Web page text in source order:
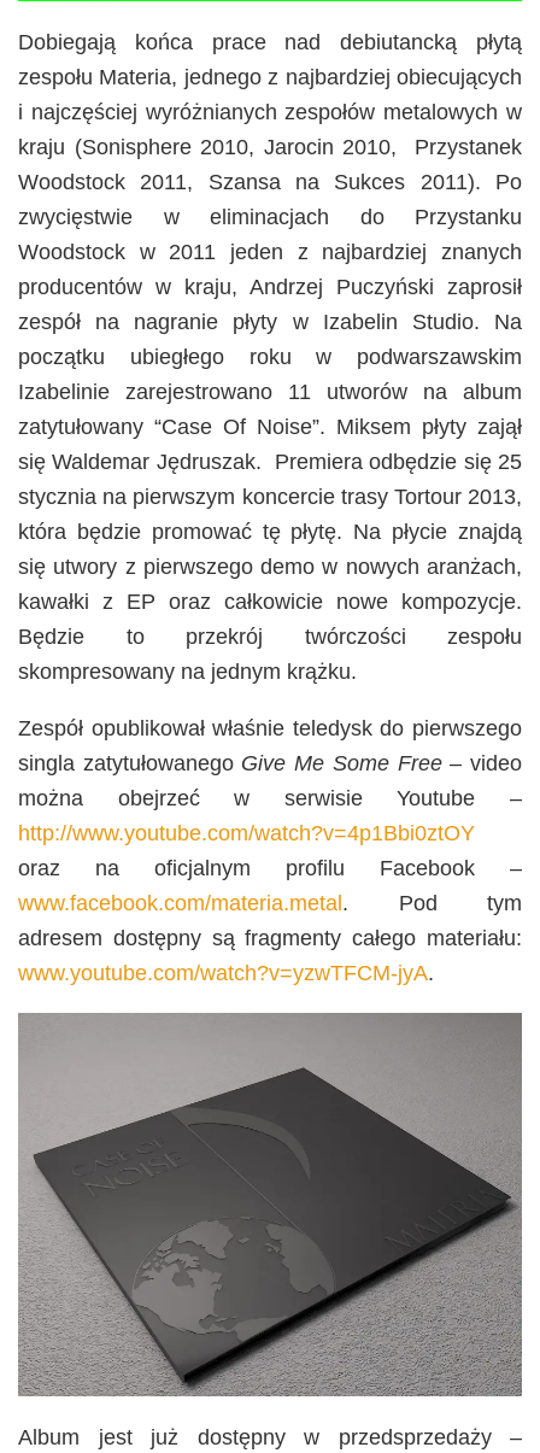
Dobiegają końca prace nad debiutancką płytą
zespołu Materia, jednego z najbardziej obiecujących
i najczęściej wyróżnianych zespołów metalowych w
kraju (Sonisphere 2010, Jarocin 2010, Przystanek
Woodstock 2011, Szansa na Sukces 2011). Po
zwycięstwie w eliminacjach do Przystanku
Woodstock w 2011 jeden z najbardziej znanych
producentów w kraju, Andrzej Puczyński zaprosił
zespół na nagranie płyty w Izabelin Studio. Na
początku ubiegłego roku w podwarszawskim
Izabelinie zarejestrowano 11 utworów na album
zatytułowany “Case Of Noise”. Miksem płyty zajął
się Waldemar Jędruszak. Premiera odbędzie się 25
stycznia na pierwszym koncercie trasy Tortour 2013,
która będzie promować tę płytę. Na płycie znajdą
się utwory z pierwszego demo w nowych aranżach,
kawałki z EP oraz całkowicie nowe kompozycje.
Będzie to przekrój twórczości zespołu
skompresowany na jednym krążku.
Zespół opublikował właśnie teledysk do pierwszego
singla zatytułowanego Give Me Some Free– video
można obejrzeć w serwisie Youtube –
http://www.youtube.com/watch?v=4p1Bbi0ztOY
oraz na oficjalnym profilu Facebook –
www.facebook.com/materia.metal . Pod tym
adresem dostępny są fragmenty całego materiału:
www.youtube.com/watch?v=yzwTFCM-jyA.
Album jest już dostępny w przedsprzedaży –